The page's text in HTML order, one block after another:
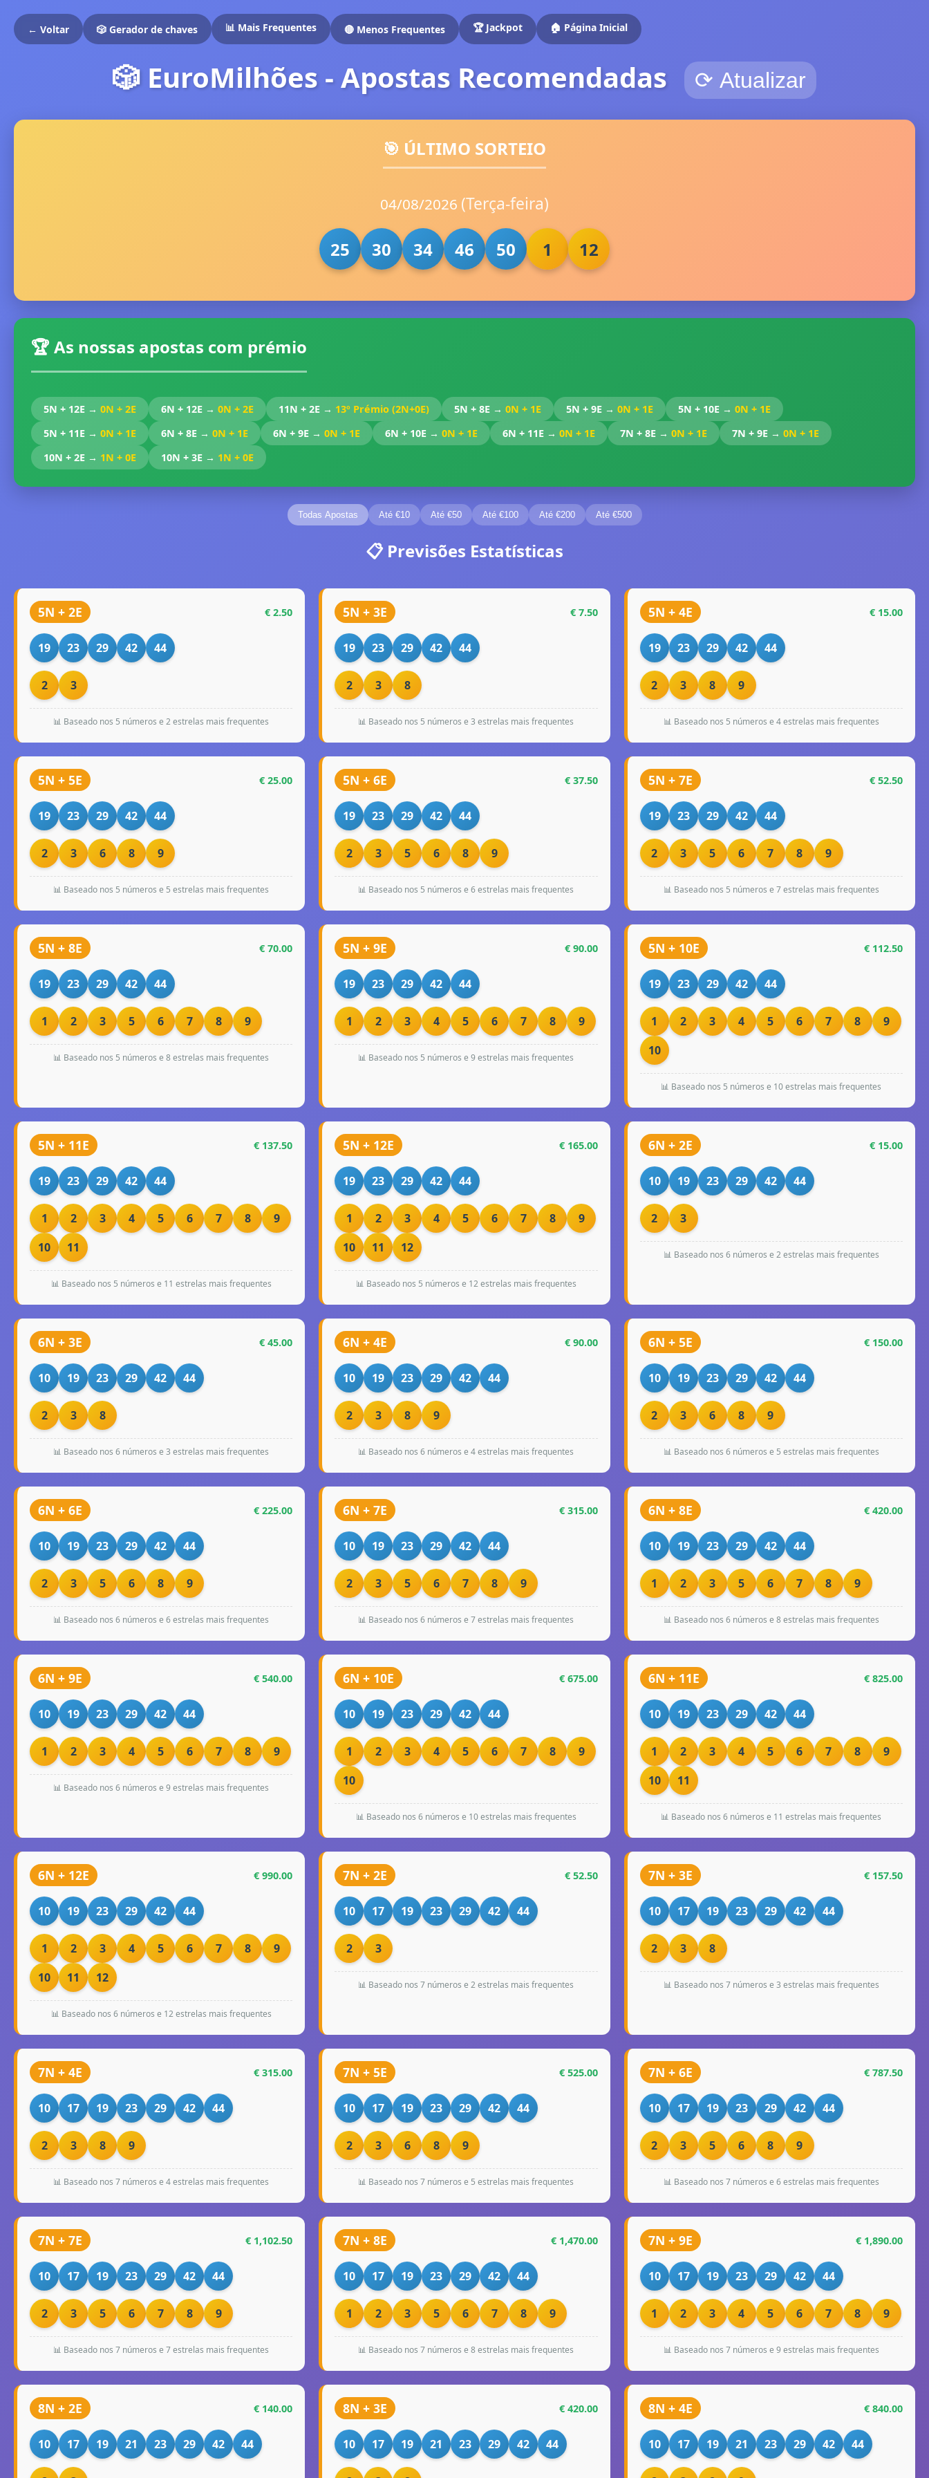
← Voltar 🎲 Gerador de chaves 📊 Mais Frequentes 🔴 Menos Frequentes 🏆 Jackpot 🏠 Página Inicial
🎲 EuroMilhões - Apostas Recomendadas ⟳ Atualizar
🎯 ÚLTIMO SORTEIO
04/08/2026 (Terça-feira)
25 30 34 46 50 1 12
🏆 As nossas apostas com prémio
5N + 12E → 0N + 2E 6N + 12E → 0N + 2E 11N + 2E → 13º Prémio (2N+0E) 5N + 8E → 0N + 1E 5N + 9E → 0N + 1E 5N + 10E → 0N + 1E
5N + 11E → 0N + 1E 6N + 8E → 0N + 1E 6N + 9E → 0N + 1E 6N + 10E → 0N + 1E 6N + 11E → 0N + 1E 7N + 8E → 0N + 1E 7N + 9E → 0N + 1E
10N + 2E → 1N + 0E 10N + 3E → 1N + 0E
Todas Apostas Até €10 Até €50 Até €100 Até €200 Até €500
📋 Previsões Estatísticas
5N + 2E € 2.50
19 23 29 42 44
2 3
📊 Baseado nos 5 números e 2 estrelas mais frequentes
5N + 3E € 7.50
19 23 29 42 44
2 3 8
📊 Baseado nos 5 números e 3 estrelas mais frequentes
5N + 4E € 15.00
19 23 29 42 44
2 3 8 9
📊 Baseado nos 5 números e 4 estrelas mais frequentes
5N + 5E € 25.00
19 23 29 42 44
2 3 6 8 9
📊 Baseado nos 5 números e 5 estrelas mais frequentes
5N + 6E € 37.50
19 23 29 42 44
2 3 5 6 8 9
📊 Baseado nos 5 números e 6 estrelas mais frequentes
5N + 7E € 52.50
19 23 29 42 44
2 3 5 6 7 8 9
📊 Baseado nos 5 números e 7 estrelas mais frequentes
5N + 8E € 70.00
19 23 29 42 44
1 2 3 5 6 7 8 9
📊 Baseado nos 5 números e 8 estrelas mais frequentes
5N + 9E € 90.00
19 23 29 42 44
1 2 3 4 5 6 7 8 9
📊 Baseado nos 5 números e 9 estrelas mais frequentes
5N + 10E € 112.50
19 23 29 42 44
1 2 3 4 5 6 7 8
9
10
📊 Baseado nos 5 números e 10 estrelas mais frequentes
5N + 11E € 137.50
19 23 29 42 44
1 2 3 4 5 6 7 8
9
10
11
📊 Baseado nos 5 números e 11 estrelas mais frequentes
5N + 12E € 165.00
19 23 29 42 44
1 2 3 4 5 6 7 8
9
10
11 12
📊 Baseado nos 5 números e 12 estrelas mais frequentes
6N + 2E € 15.00
10 19 23 29 42 44
2 3
📊 Baseado nos 6 números e 2 estrelas mais frequentes
6N + 3E € 45.00
10 19 23 29 42 44
2 3 8
📊 Baseado nos 6 números e 3 estrelas mais frequentes
6N + 4E € 90.00
10 19 23 29 42 44
2 3 8 9
📊 Baseado nos 6 números e 4 estrelas mais frequentes
6N + 5E € 150.00
10 19 23 29 42 44
2 3 6 8 9
📊 Baseado nos 6 números e 5 estrelas mais frequentes
6N + 6E € 225.00
10 19 23 29 42 44
2 3 5 6 8 9
📊 Baseado nos 6 números e 6 estrelas mais frequentes
6N + 7E € 315.00
10 19 23 29 42 44
2 3 5 6 7 8 9
📊 Baseado nos 6 números e 7 estrelas mais frequentes
6N + 8E € 420.00
10 19 23 29 42 44
1 2 3 5 6 7 8 9
📊 Baseado nos 6 números e 8 estrelas mais frequentes
6N + 9E € 540.00
10 19 23 29 42 44
1 2 3 4 5 6 7 8 9
📊 Baseado nos 6 números e 9 estrelas mais frequentes
6N + 10E € 675.00
10 19 23 29 42 44
1 2 3 4 5 6 7 8
9
10
📊 Baseado nos 6 números e 10 estrelas mais frequentes
6N + 11E € 825.00
10 19 23 29 42 44
1 2 3 4 5 6 7 8
9
10
11
📊 Baseado nos 6 números e 11 estrelas mais frequentes
6N + 12E € 990.00
10 19 23 29 42 44
1 2 3 4 5 6 7 8
9
10
11 12
📊 Baseado nos 6 números e 12 estrelas mais frequentes
7N + 2E € 52.50
10 17 19 23 29 42 44
2 3
📊 Baseado nos 7 números e 2 estrelas mais frequentes
7N + 3E € 157.50
10 17 19 23 29 42 44
2 3 8
📊 Baseado nos 7 números e 3 estrelas mais frequentes
7N + 4E € 315.00
10 17 19 23 29 42 44
2 3 8 9
📊 Baseado nos 7 números e 4 estrelas mais frequentes
7N + 5E € 525.00
10 17 19 23 29 42 44
2 3 6 8 9
📊 Baseado nos 7 números e 5 estrelas mais frequentes
7N + 6E € 787.50
10 17 19 23 29 42 44
2 3 5 6 8 9
📊 Baseado nos 7 números e 6 estrelas mais frequentes
7N + 7E € 1,102.50
10 17 19 23 29 42 44
2 3 5 6 7 8 9
📊 Baseado nos 7 números e 7 estrelas mais frequentes
7N + 8E € 1,470.00
10 17 19 23 29 42 44
1 2 3 5 6 7 8 9
📊 Baseado nos 7 números e 8 estrelas mais frequentes
7N + 9E € 1,890.00
10 17 19 23 29 42 44
1 2 3 4 5 6 7 8 9
📊 Baseado nos 7 números e 9 estrelas mais frequentes
8N + 2E € 140.00
10 17 19 21 23 29 42 44
8N + 3E € 420.00
10 17 19 21 23 29 42 44
8N + 4E € 840.00
10 17 19 21 23 29 42 44